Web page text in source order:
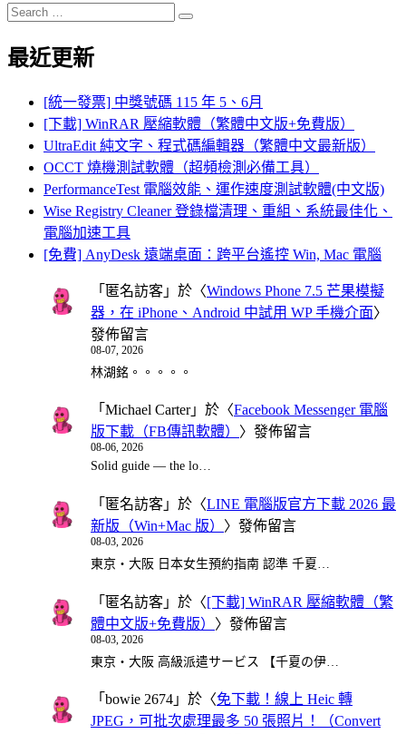
Search
for:
Search
最近更新
[統一發票] 中獎號碼 115 年 5、6月
[下載] WinRAR 壓縮軟體（繁體中文版+免費版）
UltraEdit 純文字、程式碼編輯器（繁體中文最新版）
OCCT 燒機測試軟體（超頻檢測必備工具）
PerformanceTest 電腦效能、運作速度測試軟體(中文版)
Wise Registry Cleaner 登錄檔清理、重組、系統最佳化、
電腦加速工具
[免費] AnyDesk 遠端桌面：跨平台遙控 Win, Mac 電腦
「 匿名訪客 」於〈Windows Phone 7.5 芒果模擬
器，在 iPhone、Android 中試用 WP 手機介面〉
發佈留言
08-07, 2026
林湖銘。。。。。
「 Michael Carter」於〈Facebook Messenger 電腦
版下載（FB傳訊軟體） 〉發佈留言
08-06, 2026
Solid guide — the lo…
「 匿名訪客 」於〈LINE 電腦版官方下載 2026 最
新版（Win+Mac 版） 〉發佈留言
08-03, 2026
東京・大阪 日本女生預約指南 認準 千夏…
「 匿名訪客 」於〈[下載] WinRAR 壓縮軟體（繁
體中文版+免費版） 〉發佈留言
08-03, 2026
東京・大阪 高級派遣サービス 【千夏の伊…
「 bowie 2674 」於〈免下載！線上 Heic 轉
JPEG，可批次處理最多 50 張照片！（Convert